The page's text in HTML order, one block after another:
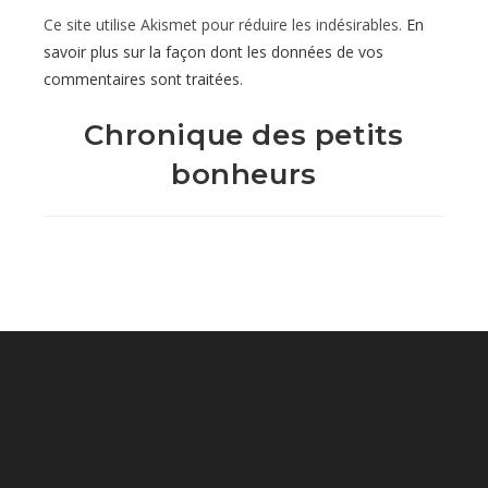
(facultatif)
Ce site utilise Akismet pour réduire les indésirables. En
savoir plus sur la façon dont les données de vos
commentaires sont traitées.
Chronique des petits
bonheurs